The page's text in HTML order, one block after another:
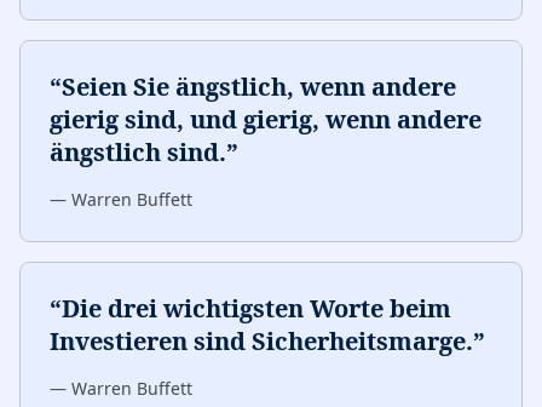
“Seien Sie ängstlich, wenn andere
gierig sind, und gierig, wenn andere
ängstlich sind.”
— Warren Buffett
“Die drei wichtigsten Worte beim
Investieren sind Sicherheitsmarge.”
— Warren Buffett